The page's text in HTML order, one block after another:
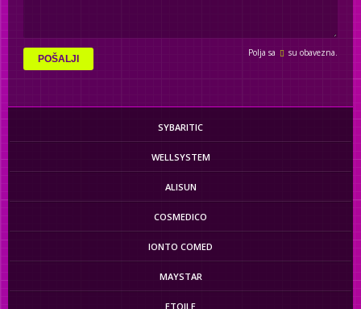
Polja sa su obavezna.
POŠALJI
SYBARITIC
WELLSYSTEM
ALISUN
COSMEDICO
IONTO COMED
MAYSTAR
ETOILE